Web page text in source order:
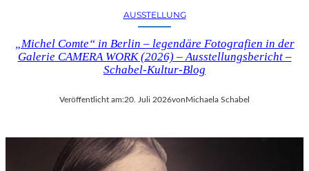
AUSSTELLUNG
„Michel Comte“ in Berlin – legendäre Fotografien in der
Galerie CAMERA WORK (2026) – Ausstellungsbericht –
Schabel-Kultur-Blog
Veröffentlicht am:20. Juli 2026von Michaela Schabel